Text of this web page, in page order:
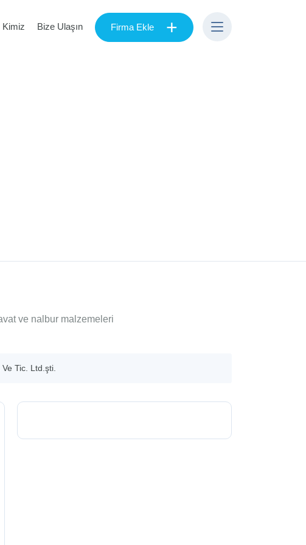
Kimiz Bize Ulaşın Firma Ekle +
ve nalbur malzemeleri
Tic. Ltd.şti.